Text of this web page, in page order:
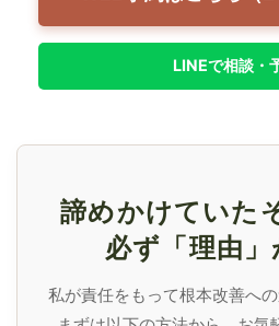
LINEで相談・
諦めかけていた
必ず「理由」
私が責任をもって根本改善への